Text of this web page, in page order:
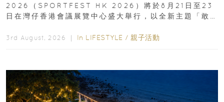
2026（SPORTFEST HK 2026）將於8月21日至23
日在灣仔香港會議展覽中心盛大舉行，以全新主題「敢
3rd August, 2026 ｜ In LIFESTYLE / 親子活動